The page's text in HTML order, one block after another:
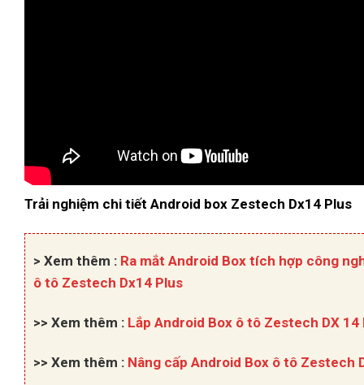
Trải nghiệm chi tiết Android box Zestech Dx14 Plus
> Xem thêm : Ra mắt Android Box tích hợp công
ô tô Zestech Dx14 Plus
>> Xem thêm : Lắp Android Box ô tô Zestech DX
>> Xem thêm : Nâng cấp Android Box ô tô Zestech